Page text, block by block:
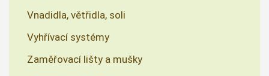
Vnadidla, větřidla, soli
Vyhřívací systémy
Zaměřovací lišty a mušky